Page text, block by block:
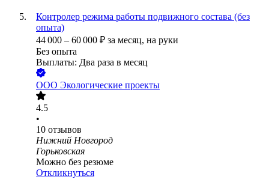
Контролер режима работы подвижного состава (без
опыта)
44 000 – 60 000 ₽ за месяц, на руки
Без опыта
Выплаты: Два раза в месяц
ООО Экологические проекты
4.5
•
10 отзывов
Нижний Новгород
Горьковская
Можно без резюме
Откликнуться